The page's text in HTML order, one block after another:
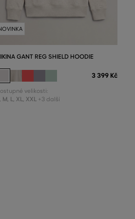
GANT REG SHIELD HOODIE
3 399 Kč
velikosti:
, M, L, XL, XXL +3 další